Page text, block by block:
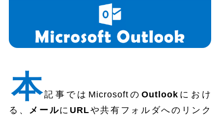
本記事ではMicrosoftの Outlook におけ
る、 メールに URLや共有フォルダへのリンク